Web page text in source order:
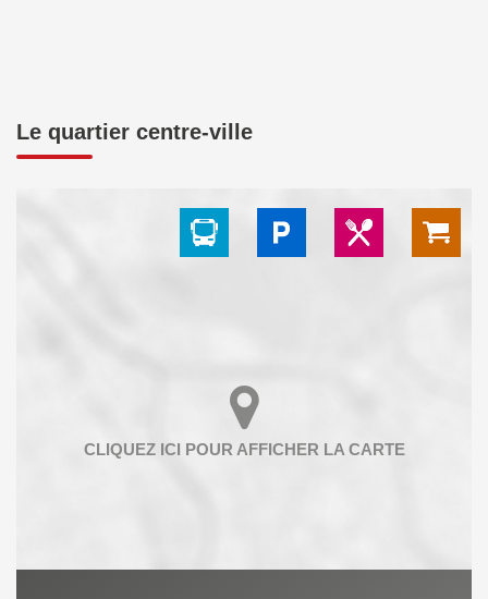
Le quartier centre-ville